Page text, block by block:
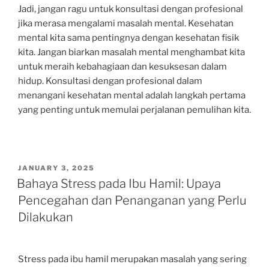
Jadi, jangan ragu untuk konsultasi dengan profesional
jika merasa mengalami masalah mental. Kesehatan
mental kita sama pentingnya dengan kesehatan fisik
kita. Jangan biarkan masalah mental menghambat kita
untuk meraih kebahagiaan dan kesuksesan dalam
hidup. Konsultasi dengan profesional dalam
menangani kesehatan mental adalah langkah pertama
yang penting untuk memulai perjalanan pemulihan kita.
POSTED
ON
JANUARY 3, 2025
Bahaya Stress pada Ibu Hamil: Upaya
Pencegahan dan Penanganan yang Perlu
Dilakukan
Stress pada ibu hamil merupakan masalah yang sering